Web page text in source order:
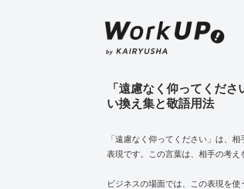
「遠慮なく仰ってくだ
い換え集と敬語用法
「遠慮なく仰ってください」は、
表現です。この言葉は、相手の考え
ビジネスの場面では、この表現を